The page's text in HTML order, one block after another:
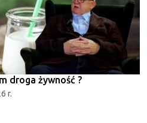
droga żywność ?
r.